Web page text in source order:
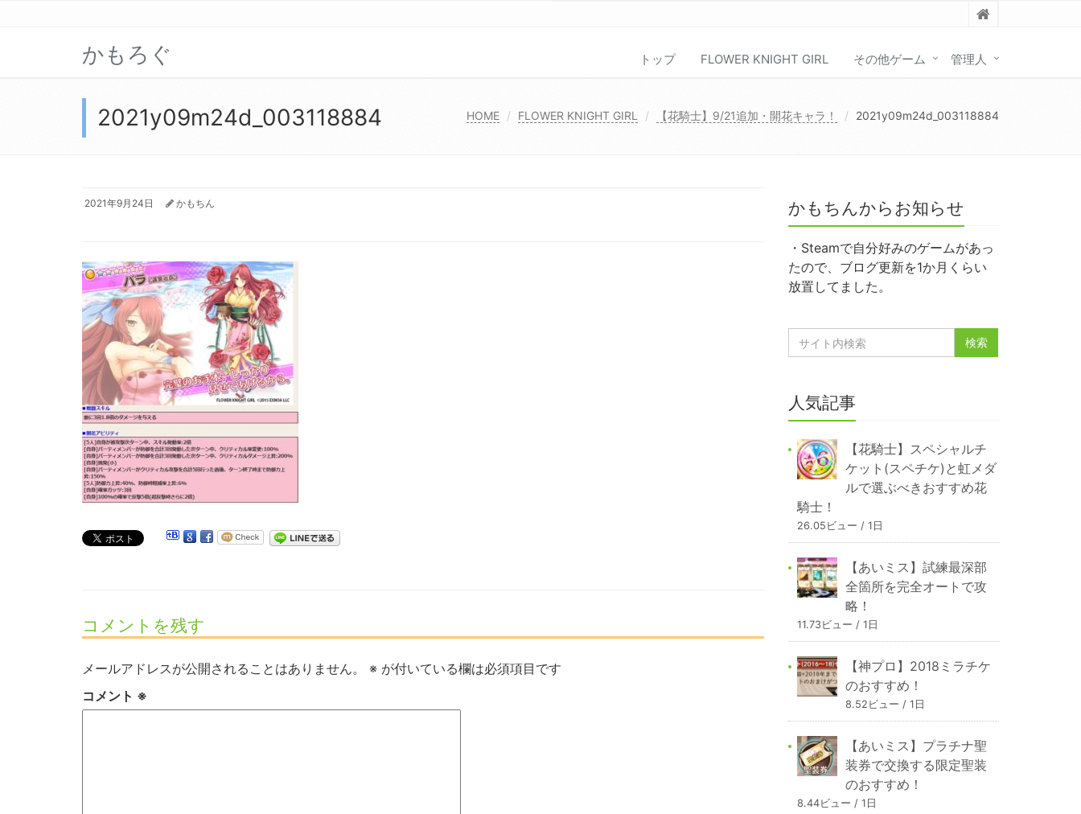
かもろぐ トップ FLOWER KNIGHT GIRL その他ゲーム 管理人
2021y09m24d_003118884 HOME FLOWER KNIGHT GIRL 【花騎士】9/21追加・開花キャラ！ 2021y09m24d_003118884
2021年9月24日 かもちん
コメントを残す
メールアドレスが公開されることはありません。 ※ が付いている欄は必須項目です
コメント ※
かもちんからお知らせ
・Steamで自分好みのゲームがあっ
たので、ブログ更新を1か月くらい
放置してました。
人気記事
【花騎士】スペシャルチ
ケット(スペチケ)と虹メダ
ルで選ぶべきおすすめ花
騎士！
26.05ビュー / 1日
【あいミス】試練最深部
全箇所を完全オートで攻
略！
11.73ビュー / 1日
【神プロ】2018ミラチケ
のおすすめ！
8.52ビュー / 1日
【あいミス】プラチナ聖
装券で交換する限定聖装
のおすすめ！
8.44ビュー / 1日